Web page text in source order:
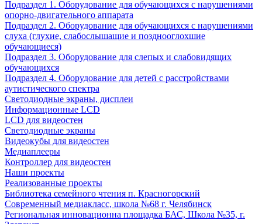
Подраздел 1. Оборудование для обучающихся с нарушениями
опорно-двигательного аппарата
Подраздел 2. Оборудование для обучающихся с нарушениями
слуха (глухие, слабослышащие и позднооглохшие
обучающиеся)
Подраздел 3. Оборудование для слепых и слабовидящих
обучающихся
Подраздел 4. Оборудование для детей с расстройствами
аутистического спектра
Светодиодные экраны, дисплеи
Информационные LCD
LCD для видеостен
Светодиодные экраны
Видеокубы для видеостен
Медиаплееры
Контроллер для видеостен
Наши проекты
Реализованные проекты
Библиотека семейного чтения п. Красногорский
Современный медиакласс, школа №68 г. Челябинск
Региональная инновационна площадка БАС, Школа №35, г.